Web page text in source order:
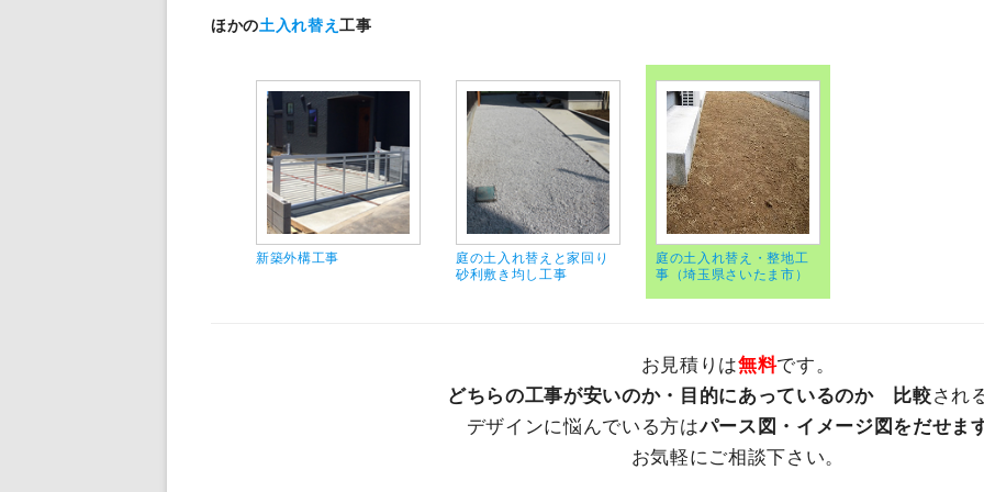
ほかの土入れ替え工事
新築外構工事
庭の土入れ替えと家回り
砂利敷き均し工事
庭の土入れ替え・整地工
事（埼玉県さいたま市）
お見積りは無料です。
どちらの工事が安いのか・目的にあっているのか 比較され
デザインに悩んでいる方はパース図・イメージ図をだせま
お気軽にご相談下さい。